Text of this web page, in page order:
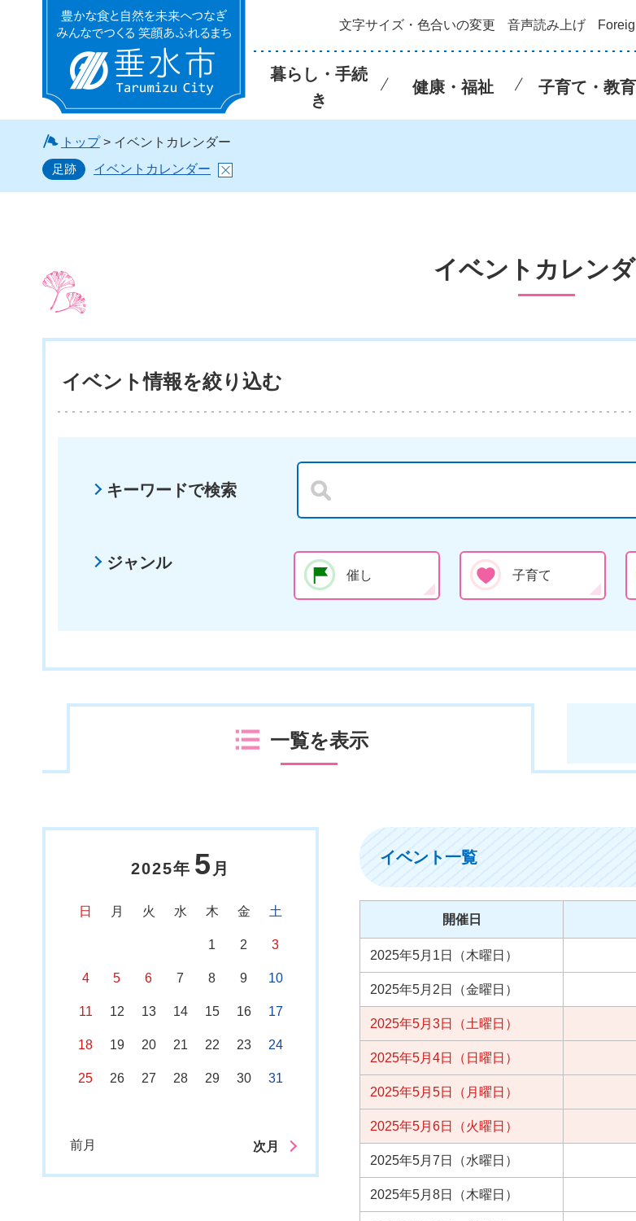
垂水市 文字サイズ・色合いの変更 音声読み上げ
暮らし・手続
き
健康・福祉 子育て・教育
トップ> イベントカレンダー
足跡
イベントカレンダー
イベントカレン
イベント情報を絞り込む
キーワードで検索
ジャンル
催し 子育て
一覧を表示
2025年 5 月
日 月 火 水 木 金 土
1 2 3
4 5 6 7 8 9 10
11 12 13 14 15 16 17
18 19 20 21 22 23 24
25 26 27 28 29 30 31
前月 次月
イベント一覧
開催日
2025年5月1日（木曜日）
2025年5月2日（金曜日）
2025年5月3日（土曜日）
2025年5月4日（日曜日）
2025年5月5日（月曜日）
2025年5月6日（火曜日）
2025年5月7日（水曜日）
2025年5月8日（木曜日）